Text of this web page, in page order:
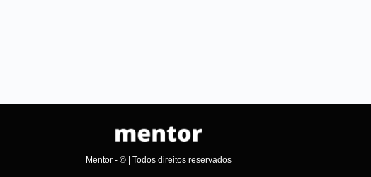
Mentor - © | Todos direitos reservados